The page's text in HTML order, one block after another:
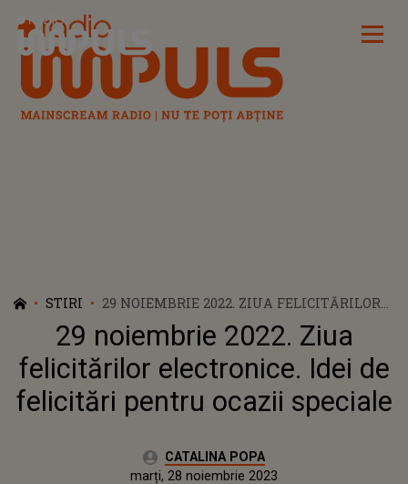
Radio Impuls
STIRI
29 NOIEMBRIE 2022. ZIUA FELICITĂRILOR
ELECTRONICE. IDEI DE FELICITĂRI PENTRU
OCAZII SPECIALE
29 noiembrie 2022. Ziua
felicitărilor electronice. Idei de
felicitări pentru ocazii speciale
Autor:CATALINA POPA
luni, 28 noiembrie 2022Actualizat:
marți, 28 noiembrie 2023